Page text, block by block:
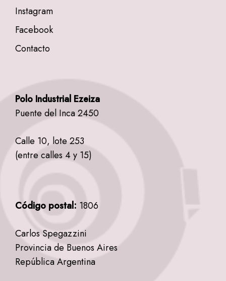
Instagram
Facebook
Contacto
Polo Industrial Ezeiza
Puente del Inca 2450
Calle 10, lote 253
(entre calles 4 y 15)
Código postal: 1806
Carlos Spegazzini
Provincia de Buenos Aires
República Argentina